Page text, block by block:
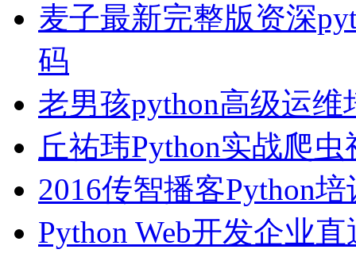
麦子最新完整版资深
码
老男孩python高级运
丘祐玮Python实战爬
2016传智播客Python
Python Web开发企业